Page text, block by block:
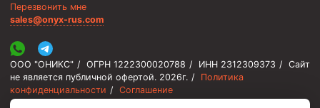
Перезвонить мне
sales@onyx-rus.com
ООО "ОНИКС" / ОГРН 1222300020788 / ИНН 2312309373 / Сайт
не является публичной офертой. 2026г. /
Политика
конфиденциальности / Соглашение